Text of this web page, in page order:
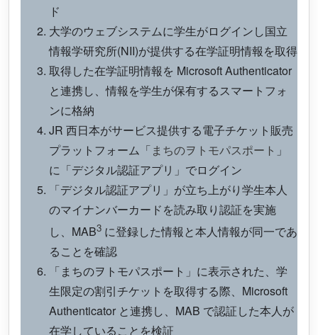
ド
大学のウェブシステムに学生がログインし国立
情報学研究所(NII)が提供する在学証明情報を取得
取得した在学証明情報を Microsoft Authenticator
と連携し、情報を学生が保有するスマートフォ
ンに格納
JR 西日本がサービス提供する電子チケット販売
プラットフォーム「まちのヲトモパスポート 」
に「デジタル認証アプリ」でログイン
「デジタル認証アプリ」が立ち上がり学生本人
のマイナンバーカードを読み取り認証を実施
し、MAB3 に登録した情報と本人情報が同一であ
ることを確認
「まちのヲトモパスポート」に表示された、学
生限定の割引チケットを取得する際、Microsoft
Authenticator と連携し、MAB で認証した本人が
在学していることを検証